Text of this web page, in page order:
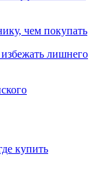
чем покупать
лишнего
купить